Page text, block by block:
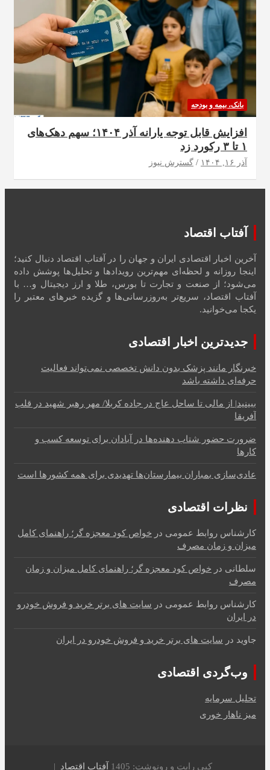
بانک، بیمه و بودجه
افزایش قابل توجه یارانه آذر ۱۴۰۴؛ سهم دهک‌های
۱ تا ۳ رکورد زد
آذر ۱۶, ۱۴۰۴ گسترش نیوز
آفتاب اقتصاد
آخرین اخبار اقتصادی ایران و جهان را در آفتاب اقتصاد دنبال کنید؛
اینجا روزانه و لحظه‌ای مهم‌ترین رویدادها و تحلیل‌ها پوشش داده
می‌شود؛ از صنعت و تجارت تا بورس، طلا و ارز دیجیتال و… با
آفتاب اقتصاد، سریع‌تر به‌روزرسانی‌ها و گزیده خبرهای معتبر را
یکجا می‌خوانید.
جدیدترین اخبار اقتصادی
خبرنگار مانند پزشک بدون دانش تخصصی نمی‌تواند فعالیت
حرفه‌ای داشته باشد
ببینید| از مالی تا ساحل عاج در جاده کربلا/ مهر رهبر شهید در قلب
آفریقا
ضرورت حضور شتاب ‌دهنده‌ها در آبادان برای توسعه کسب‌ و
کارها
عادی‌سازی بمباران بیمارستان‌ها تهدیدی برای همه کشورها است
نظرات اقتصادی
کارشناس روابط عمومی در خواص کود معجزه گر؛ راهنمای کامل
میزان و زمان مصرف
سلطانی در خواص کود معجزه گر؛ راهنمای کامل میزان و زمان
مصرف
کارشناس روابط عمومی در سایت های برتر خرید و فروش خودرو
در ایران
جاوید در سایت های برتر خرید و فروش خودرو در ایران
وب‌گردی اقتصادی
تحلیل سرمایه
میز ناهار خوری
کپی رایت و رونوشت: 1405 آفتاب اقتصاد